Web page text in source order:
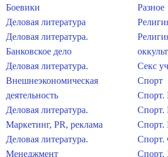
Боевики
Деловая литература
Деловая литература.
Банковское дело
Деловая литература.
Внешнеэкономическая
деятельность
Деловая литература.
Маркетинг, PR, реклама
Деловая литература.
Менеджмент
Разное
Секс
Спорт
Спорт.
Спорт.
Спорт.
Спорт.
Спорт.